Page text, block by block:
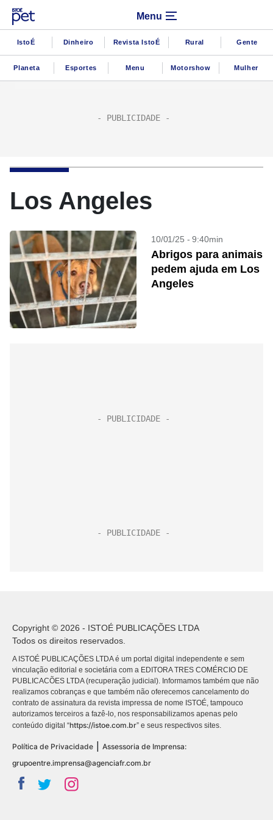
Menu
IstoÉ Dinheiro Revista IstoÉ Rural Gente
Planeta Esportes Menu Motorshow Mulher
Los Angeles
10/01/25 - 9:40min
Abrigos para animais
pedem ajuda em Los
Angeles
Copyright © 2026 - ISTOÉ PUBLICAÇÕES LTDA
Todos os direitos reservados.
A ISTOÉ PUBLICAÇÕES LTDA é um portal digital independente e sem
vinculação editorial e societária com a EDITORA TRES COMÉRCIO DE
PUBLICACÕES LTDA (recuperação judicial). Informamos também que não
realizamos cobranças e que também não oferecemos cancelamento do
contrato de assinatura da revista impressa de nome ISTOÉ, tampouco
autorizamos terceiros a fazê-lo, nos responsabilizamos apenas pelo
conteúdo digital “https://istoe.com.br” e seus respectivos sites.
Política de Privacidade
Assessoria de Imprensa:
grupoentre.imprensa@agenciafr.com.br